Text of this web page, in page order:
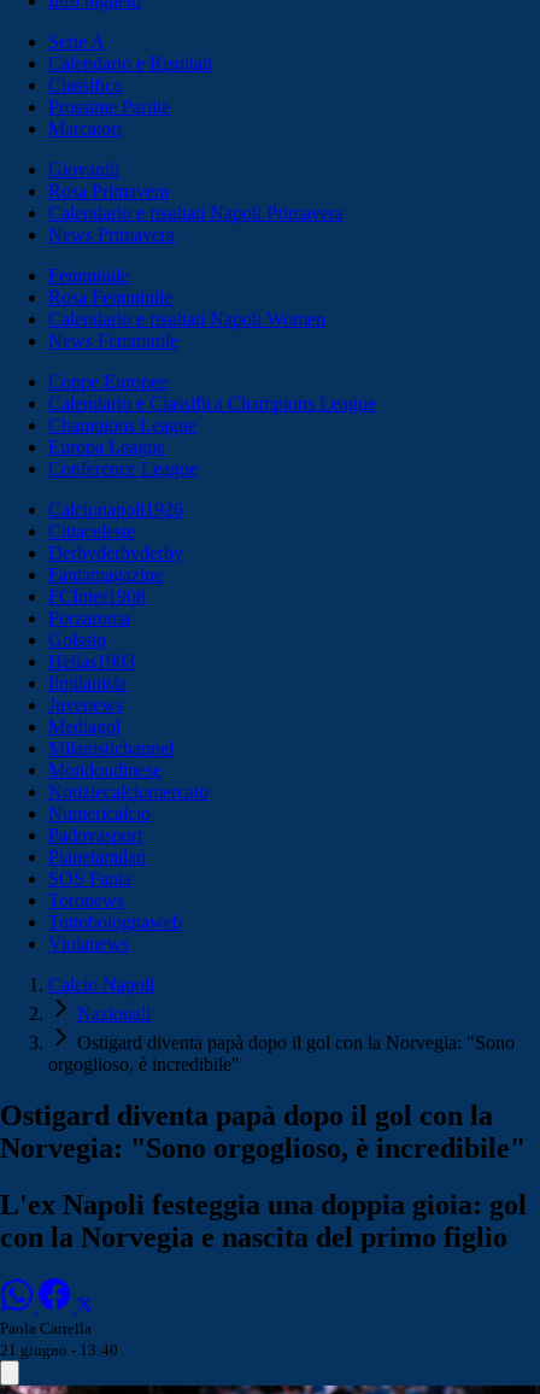
Serie A
Calendario e Risultati
Classifica
Prossime Partite
Marcatori
Giovanili
Rosa Primavera
Calendario e risultati Napoli Primavera
News Primavera
Femminile
Rosa Femminile
Calendario e risultati Napoli Women
News Femminile
Coppe Europee
Calendario e Classifica Champions League
Champions League
Europa League
Conference League
Calcionapoli1926
Cittaceleste
Derbyderbyderby
Fantamagazine
FCInter1908
Forzaroma
Golssip
Hellas1903
Ilmilanista
Juvenews
Mediagol
Milanistichannel
Mondoudinese
Notiziecalciomercato
Numericalcio
Padovasport
Pianetamilan
SOS Fanta
Toronews
Tuttobolognaweb
Violanews
Calcio Napoli
Nazionali
Ostigard diventa papà dopo il gol con la Norvegia: "Sono
orgoglioso, è incredibile"
Ostigard diventa papà dopo il gol con la
Norvegia: "Sono orgoglioso, è incredibile"
L'ex Napoli festeggia una doppia gioia: gol
con la Norvegia e nascita del primo figlio
Paola Carrella
21 giugno - 13:40